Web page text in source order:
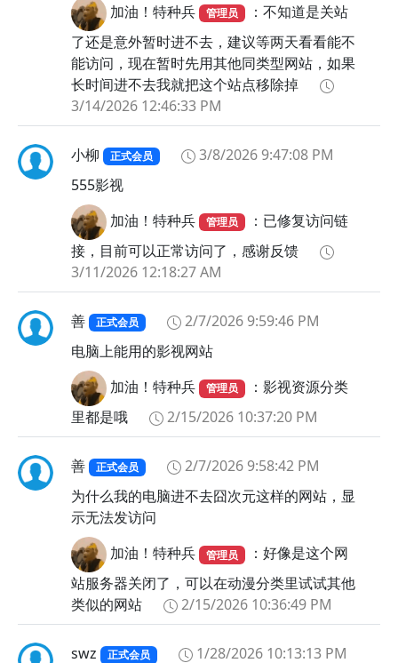
加油！特种兵
管理员
：不知道是关站
了还是意外暂时进不去，建议等两天看看能不
能访问，现在暂时先用其他同类型网站，如果
长时间进不去我就把这个站点移除掉
3/14/2026 12:46:33 PM
小柳 正式会员
3/8/2026 9:47:08 PM
555影视
加油！特种兵
管理员
：已修复访问链
接，目前可以正常访问了，感谢反馈
3/11/2026 12:18:27 AM
善 正式会员
2/7/2026 9:59:46 PM
电脑上能用的影视网站
加油！特种兵
管理员
：影视资源分类
里都是哦
2/15/2026 10:37:20 PM
善 正式会员
2/7/2026 9:58:42 PM
为什么我的电脑进不去囧次元这样的网站，显
示无法发访问
加油！特种兵
管理员
：好像是这个网
站服务器关闭了，可以在动漫分类里试试其他
类似的网站
2/15/2026 10:36:49 PM
swz 正式会员 1/28/2026 10:13:13 PM